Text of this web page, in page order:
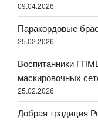
09.04.2026
Паракордовые
25.02.2026
Воспитанники
маскировочных
25.02.2026
Добрая традиция